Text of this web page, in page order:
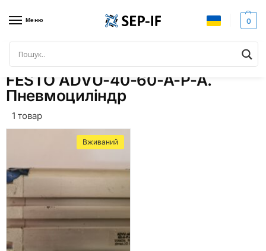
Меню 0
Головна Товари з позначками “FESTO ADVU-40-60-A-P-A. Пневмоциліндр”
FESTO ADVU-40-60-A-P-A.
Пневмоциліндр
1 товар
Вживаний